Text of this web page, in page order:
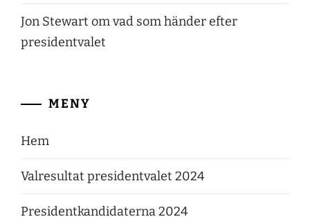
Jon Stewart om vad som händer efter
presidentvalet
MENY
Hem
Valresultat presidentvalet 2024
Presidentkandidaterna 2024